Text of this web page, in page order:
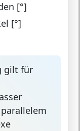
[°]
[°]
gilt für